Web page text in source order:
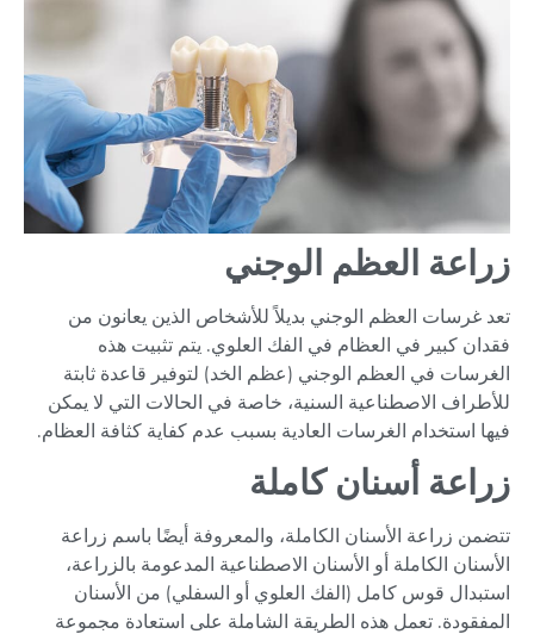
زراعة العظم الوجني
تعد غرسات العظم الوجني بديلاً للأشخاص الذين يعانون من
فقدان كبير في العظام في الفك العلوي. يتم تثبيت هذه
الغرسات في العظم الوجني (عظم الخد) لتوفير قاعدة ثابتة
للأطراف الاصطناعية السنية، خاصة في الحالات التي لا يمكن
فيها استخدام الغرسات العادية بسبب عدم كفاية كثافة العظام.
زراعة أسنان كاملة
تتضمن زراعة الأسنان الكاملة، والمعروفة أيضًا باسم زراعة
الأسنان الكاملة أو الأسنان الاصطناعية المدعومة بالزراعة،
استبدال قوس كامل (الفك العلوي أو السفلي) من الأسنان
المفقودة. تعمل هذه الطريقة الشاملة على استعادة مجموعة